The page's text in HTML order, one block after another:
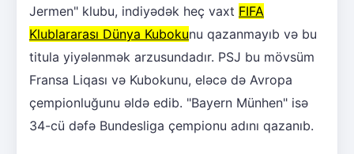
Jermen" klubu, indiyədək heç vaxt FIFA
Klublararası Dünya Kubokunu qazanmayıb və bu
titula yiyələnmək arzusundadır. PSJ bu mövsüm
Fransa Liqası və Kubokunu, eləcə də Avropa
çempionluğunu əldə edib. "Bayern Münhen" isə
34-cü dəfə Bundesliga çempionu adını qazanıb.